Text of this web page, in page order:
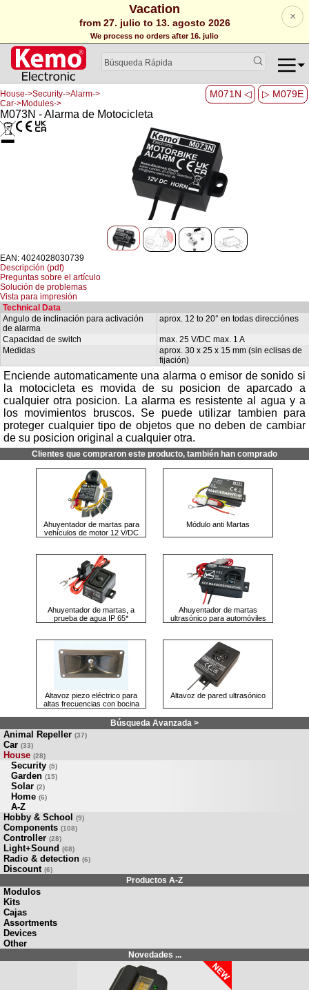
Vacation
from 27. julio to 13. agosto 2026
We process no orders after 16. julio
×
M071N ◁ ▷ M079E
House->Security->Alarm->
Car->Modules->
M073N - Alarma de Motocicleta
EAN: 4024028030739
Descripción (pdf)
Preguntas sobre el artículo
Solución de problemas
Vista para impresión
Technical Data
Angulo de inclinación para activación
de alarma
aprox. 12 to 20° en todas direcciónes
Capacidad de switch
max. 25 V/DC max. 1 A
Medidas
aprox. 30 x 25 x 15 mm (sin eclisas de
fijación)
Enciende automaticamente una alarma o emisor de sonido si
la motocicleta es movida de su posicion de aparcado a
cualquier otra posicion. La alarma es resistente al agua y a
los movimientos bruscos. Se puede utilizar tambien para
proteger cualquier tipo de objetos que no deben de cambiar
de su posicion original a cualquier otra.
Clientes que compraron este producto, también han comprado
Ahuyentador de martas para
vehículos de motor 12 V/DC
Módulo anti Martas
Ahuyentador de martas, a
prueba de agua IP 65*
Ahuyentador de martas
ultrasónico para automóviles
Altavoz piezo eléctrico para
altas frecuencias con bocina
Altavoz de pared ultrasónico
Búsqueda Avanzada >
Animal Repeller (37)
Car (33)
House (28)
Security (5)
Garden (15)
Solar (2)
Home (6)
A-Z
Hobby & School (9)
Components (108)
Controller (28)
Light+Sound (68)
Radio & detection (6)
Discount (6)
Productos A-Z
Modulos
Kits
Cajas
Assortments
Devices
Other
Novedades ...